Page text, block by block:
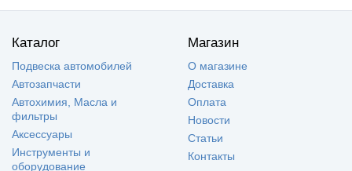
Каталог
Подвеска автомобилей
Автозапчасти
Автохимия, Масла и
фильтры
Аксессуары
Инструменты и
оборудование
Магазин
О магазине
Доставка
Оплата
Новости
Статьи
Контакты